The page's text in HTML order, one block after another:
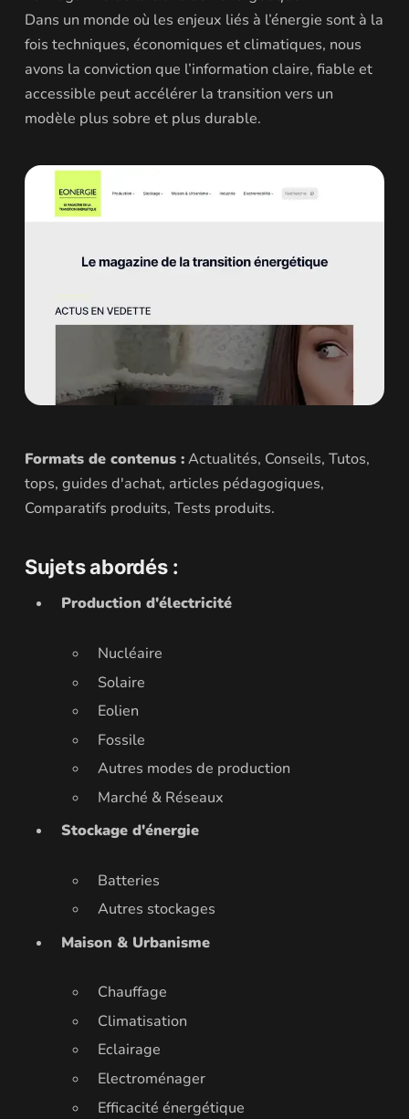
Dans un monde où les enjeux liés à l’énergie sont à la
fois techniques, économiques et climatiques, nous
avons la conviction que l’information claire, fiable et
accessible peut accélérer la transition vers un
modèle plus sobre et plus durable.
Formats de contenus :Actualités, Conseils, Tutos,
tops, guides d'achat, articles pédagogiques,
Comparatifs produits, Tests produits.
Sujets abordés :
Production d'électricité
Nucléaire
Solaire
Eolien
Fossile
Autres modes de production
Marché & Réseaux
Stockage d'énergie
Batteries
Autres stockages
Maison & Urbanisme
Chauffage
Climatisation
Eclairage
Electroménager
Efficacité énergétique